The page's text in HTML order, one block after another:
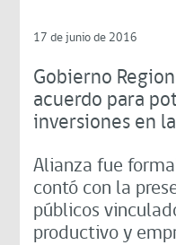
17 de junio de 2016
Gobierno
acuerdo para
inversiones en
Alianza fue
contó con la
públicos
productivo y